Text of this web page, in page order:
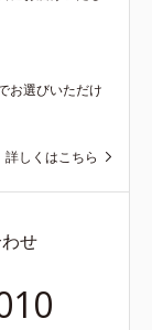
お選びいただけ
詳しくはこちら
せ